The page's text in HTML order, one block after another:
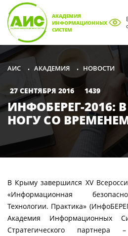
АКАДЕМИЯ
ИНФОРМАЦИОННЫХ
СИСТЕМ
АИС • АКАДЕМИЯ • НОВОСТИ
27 СЕНТЯБРЯ 2016 1439
ИНФОБЕРЕГ-2016: В
НОГУ СО
В Крыму завершился XV
«Информационная
Технологии. Практика»
Академия Информационных
Стратегического